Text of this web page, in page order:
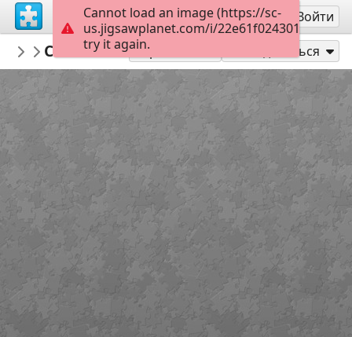
Регистрация Войти
Arianix
Featured
Colorful fabricsИграть как Поделиться
Cannot load an image (https://sc-
us.jigsawplanet.com/i/
try it again.